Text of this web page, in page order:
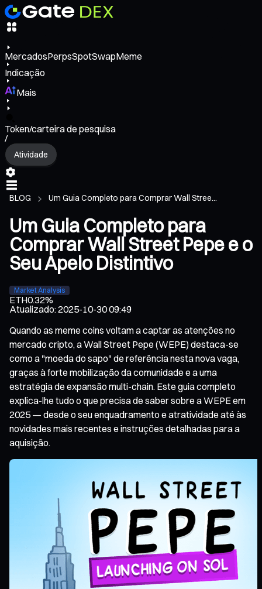
MercadosPerpsSpotSwapMeme
Indicação
Mais
Token/carteira de pesquisa
/
Atividade
BLOG Um Guia Completo para Comprar Wall Stree...
Um Guia Completo para
Comprar Wall Street Pepe e o
Seu Apelo Distintivo
Market Analysis
ETH0.32%
Atualizado:2025-10-30 09:49
Quando as meme coins voltam a captar as atenções no
mercado cripto, a Wall Street Pepe (WEPE) destaca-se
como a "moeda do sapo" de referência nesta nova vaga,
graças à forte mobilização da comunidade e a uma
estratégia de expansão multi-chain. Este guia completo
explica-lhe tudo o que precisa de saber sobre a WEPE em
2025 — desde o seu enquadramento e atratividade até às
novidades mais recentes e instruções detalhadas para a
aquisição.